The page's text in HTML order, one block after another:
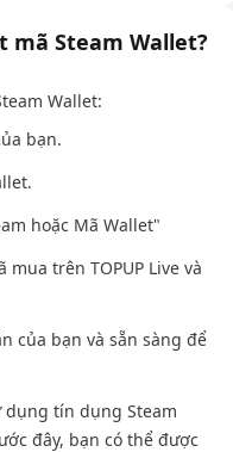
mã Steam Wallet?
Wallet:
bạn.
hoặc Mã Wallet"
trên TOPUP Live và
của bạn và sẵn sàng để
tín dụng Steam
đây, bạn có thể được